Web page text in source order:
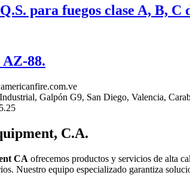
para fuegos clase A, B, C
88.
Galpón G9, San Diego, Valencia,
C.A.
CA ofrecemos productos y servicios de alta
Nuestro equipo especializado garantiza